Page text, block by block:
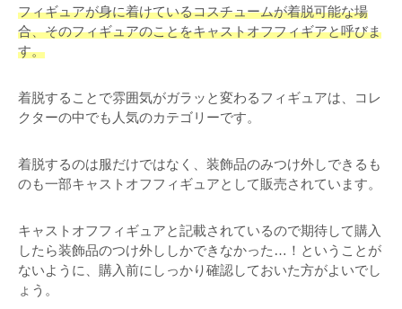
フィギュアが身に着けているコスチュームが着脱可能な場
合、そのフィギュアのことをキャストオフフィギアと呼びま
す。
着脱することで雰囲気がガラッと変わるフィギュアは、コレ
クターの中でも人気のカテゴリーです。
着脱するのは服だけではなく、装飾品のみつけ外しできるも
のも一部キャストオフフィギュアとして販売されています。
キャストオフフィギュアと記載されているので期待して購入
したら装飾品のつけ外ししかできなかった…！ということが
ないように、購入前にしっかり確認しておいた方がよいでし
ょう。